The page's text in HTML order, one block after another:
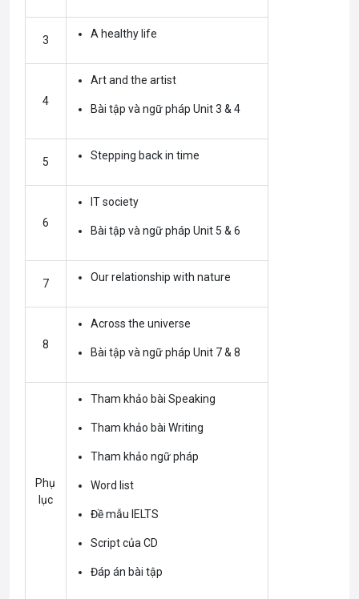
3 A healthy life
4
Art and the artist
Bài tập và ngữ pháp Unit 3 & 4
5 Stepping back in time
6
IT society
Bài tập và ngữ pháp Unit 5 & 6
7 Our relationship with nature
8
Across the universe
Bài tập và ngữ pháp Unit 7 & 8
Phụ
lục
Tham khảo bài Speaking
Tham khảo bài Writing
Tham khảo ngữ pháp
Word list
Đề mẫu IELTS
Script của CD
Đáp án bài tập